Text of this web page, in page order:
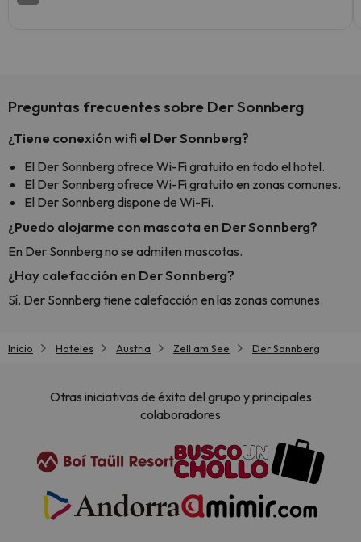
Preguntas frecuentes sobre Der Sonnberg
¿Tiene conexión wifi el Der Sonnberg?
El Der Sonnberg ofrece Wi-Fi gratuito en todo el hotel.
El Der Sonnberg ofrece Wi-Fi gratuito en zonas comunes.
El Der Sonnberg dispone de Wi-Fi.
¿Puedo alojarme con mascota en Der Sonnberg?
En Der Sonnberg no se admiten mascotas.
¿Hay calefacción en Der Sonnberg?
Sí, Der Sonnberg tiene calefacción en las zonas comunes.
Inicio Hoteles Austria Zell am See Der Sonnberg
Otras iniciativas de éxito del grupo y principales
colaboradores